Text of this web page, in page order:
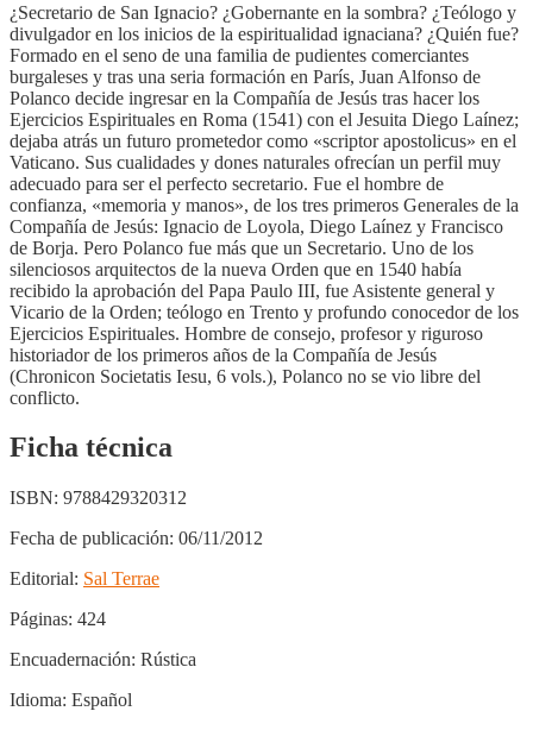
¿Secretario de San Ignacio? ¿Gobernante en la sombra? ¿Teólogo y
divulgador en los inicios de la espiritualidad ignaciana? ¿Quién fue?
Formado en el seno de una familia de pudientes comerciantes
burgaleses y tras una seria formación en París, Juan Alfonso de
Polanco decide ingresar en la Compañía de Jesús tras hacer los
Ejercicios Espirituales en Roma (1541) con el Jesuita Diego Laínez;
dejaba atrás un futuro prometedor como «scriptor apostolicus» en el
Vaticano. Sus cualidades y dones naturales ofrecían un perfil muy
adecuado para ser el perfecto secretario. Fue el hombre de
confianza, «memoria y manos», de los tres primeros Generales de la
Compañía de Jesús: Ignacio de Loyola, Diego Laínez y Francisco
de Borja. Pero Polanco fue más que un Secretario. Uno de los
silenciosos arquitectos de la nueva Orden que en 1540 había
recibido la aprobación del Papa Paulo III, fue Asistente general y
Vicario de la Orden; teólogo en Trento y profundo conocedor de los
Ejercicios Espirituales. Hombre de consejo, profesor y riguroso
historiador de los primeros años de la Compañía de Jesús
(Chronicon Societatis Iesu, 6 vols.), Polanco no se vio libre del
conflicto.
Ficha técnica
ISBN: 9788429320312
Fecha de publicación: 06/11/2012
Editorial: Sal Terrae
Páginas: 424
Encuadernación: Rústica
Idioma: Español